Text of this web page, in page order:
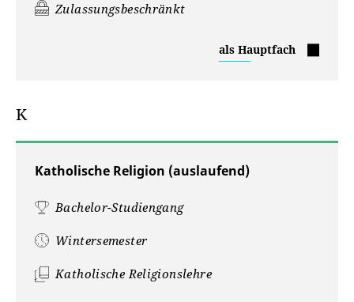
Zulassungsbeschränkt
Internationale
Beziehungen
als Hauptfach
K
Katholische Religion (auslaufend)
Bachelor-Studiengang
Wintersemester
Katholische Religionslehre